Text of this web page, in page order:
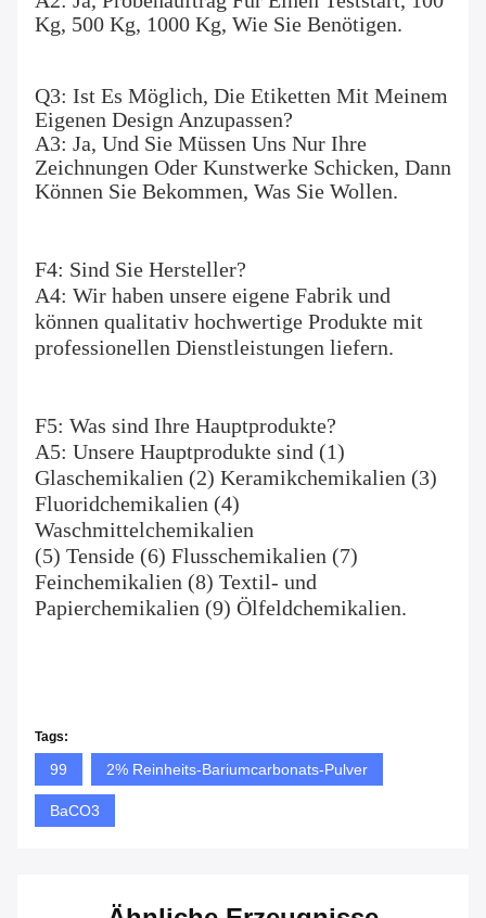
Kg, 500 Kg, 1000 Kg, Wie Sie Benötigen.
Q3: Ist Es Möglich, Die Etiketten Mit Meinem
Eigenen Design Anzupassen?
A3: Ja, Und Sie Müssen Uns Nur Ihre
Zeichnungen Oder Kunstwerke Schicken, Dann
Können Sie Bekommen, Was Sie Wollen.
F4: Sind Sie Hersteller?
A4: Wir haben unsere eigene Fabrik und
können qualitativ hochwertige Produkte mit
professionellen Dienstleistungen liefern.
F5: Was sind Ihre Hauptprodukte?
A5: Unsere Hauptprodukte sind (1)
Glaschemikalien (2) Keramikchemikalien (3)
Fluoridchemikalien (4)
Waschmittelchemikalien
(5) Tenside (6) Flusschemikalien (7)
Feinchemikalien (8) Textil- und
Papierchemikalien (9) Ölfeldchemikalien.
Tags:
99 2% Reinheits-Bariumcarbonats-Pulver
BaCO3